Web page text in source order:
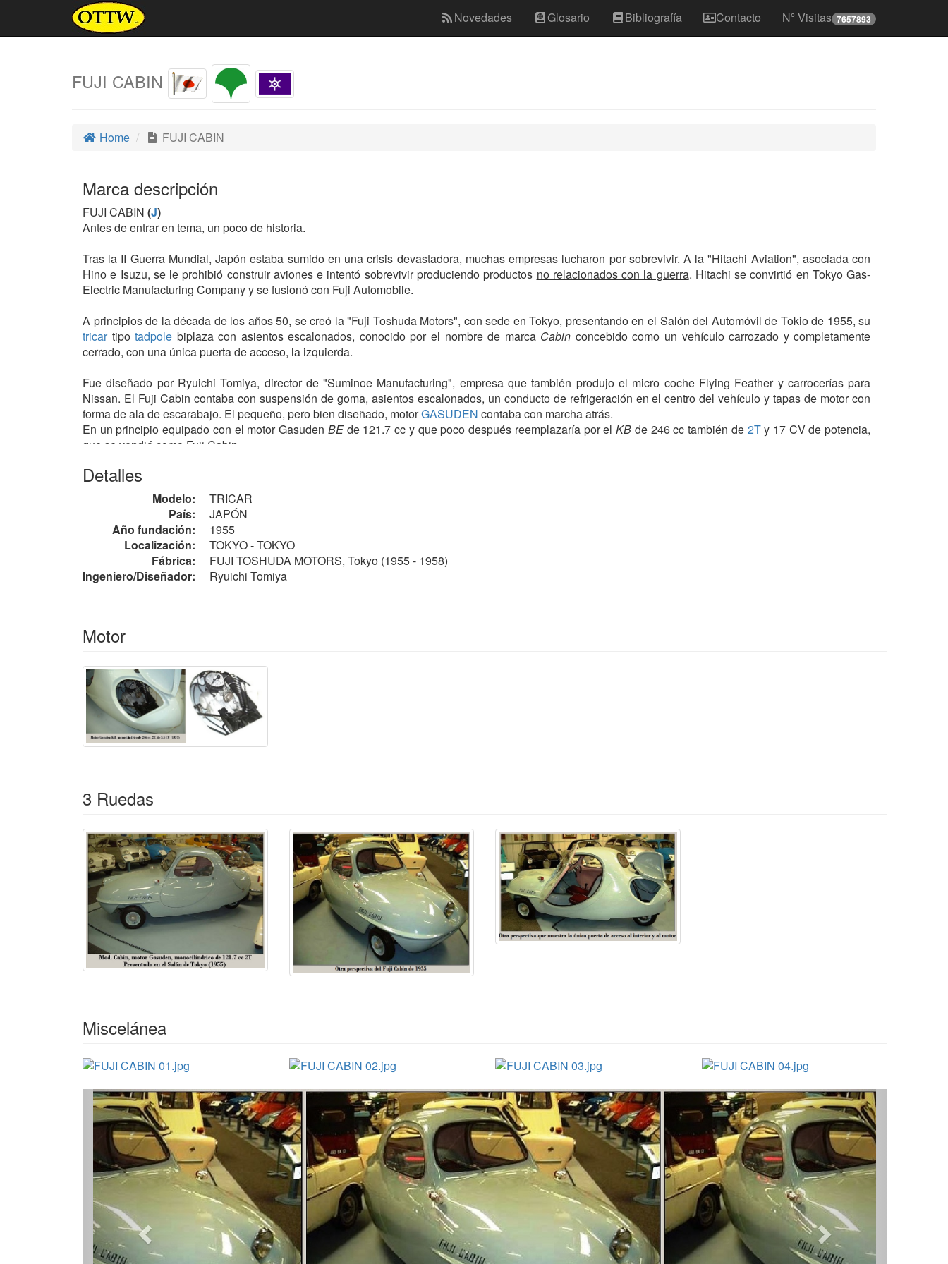
Novedades Glosario Bibliografía Contacto Nº Visitas 7657893
FUJI CABIN
Home FUJI CABIN
Marca descripción
FUJI CABIN (J)
Antes de entrar en tema, un poco de historia.
Tras la II Guerra Mundial, Japón estaba sumido en una crisis devastadora, muchas empresas lucharon por sobrevivir. A la "Hitachi Aviation", asociada con
Hino e Isuzu, se le prohibió construir aviones e intentó sobrevivir produciendo productos no relacionados con la guerra. Hitachi se convirtió en Tokyo Gas-
Electric Manufacturing Company y se fusionó con Fuji Automobile.
A principios de la década de los años 50, se creó la "Fuji Toshuda Motors", con sede en Tokyo, presentando en el Salón del Automóvil de Tokio de 1955, su
tricartipotadpole biplaza con asientos escalonados, conocido por el nombre de marca Cabin concebido como un vehículo carrozado y completamente
cerrado, con una única puerta de acceso, la izquierda.
Fue diseñado por Ryuichi Tomiya, director de "Suminoe Manufacturing", empresa que también produjo el micro coche Flying Feather y carrocerías para
Nissan. El Fuji Cabin contaba con suspensión de goma, asientos escalonados, un conducto de refrigeración en el centro del vehículo y tapas de motor con
forma de ala de escarabajo. El pequeño, pero bien diseñado, motorGASUDEN contaba con marcha atrás.
En un principio equipado con el motor Gasuden BEde 121.7 cc y que poco después reemplazaría por elKB de 246 cc también de 2Ty 17 CV de potencia,
que se vendió como Fuji Cabin.
En aquella época, la competencia en el mercado japonés de motocicletas era feroz y el precio era algo elevado. Esto, sumado a una estrategia de marketing
deficiente y al manejo inexperto del material
Detalles
Modelo:
TRICAR
País:
JAPÓN
Año fundación:
1955
Localización:
TOKYO - TOKYO
Fábrica:
FUJI TOSHUDA MOTORS, Tokyo (1955 - 1958)
Ingeniero/Diseñador:
Ryuichi Tomiya
Motor
3 Ruedas
Miscelánea